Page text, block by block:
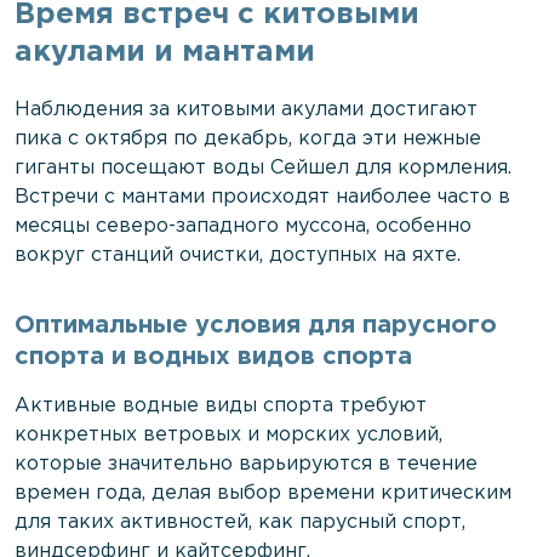
Время встреч с китовыми
акулами и мантами
Наблюдения за китовыми акулами достигают
пика с октября по декабрь, когда эти нежные
гиганты посещают воды Сейшел для кормления.
Встречи с мантами происходят наиболее часто в
месяцы северо-западного муссона, особенно
вокруг станций очистки, доступных на яхте.
Оптимальные условия для парусного
спорта и водных видов спорта
Активные водные виды спорта требуют
конкретных ветровых и морских условий,
которые значительно варьируются в течение
времен года, делая выбор времени критическим
для таких активностей, как парусный спорт,
виндсерфинг и кайтсерфинг.